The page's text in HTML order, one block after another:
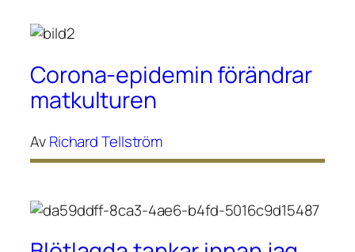
Corona-epidemin förändrar
matkulturen
AvRichard Tellström